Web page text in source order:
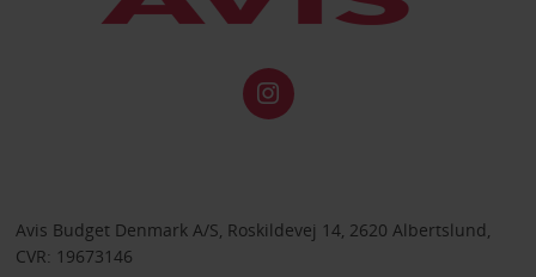
Avis Budget Denmark A/S, Roskildevej 14, 2620 Albertslund,
CVR: 19673146